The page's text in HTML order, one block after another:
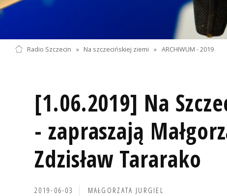
Radio Szczecin » Na szczecińskiej ziemi » ARCHIWUM - 2019
[1.06.2019] Na
- zapraszają
Zdzisław Tararako
2019-06-03 MAŁGORZATA JURGIEL